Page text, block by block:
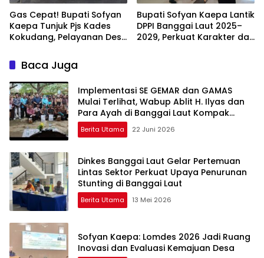
Gas Cepat! Bupati Sofyan
Kaepa Tunjuk Pjs Kades
Kokudang, Pelayanan Desa
Bupati Sofyan Kaepa Lantik
DPPI Banggai Laut 2025–
2029, Perkuat Karakter dan
Baca Juga
Implementasi SE GEMAR dan GAMAS
Mulai Terlihat, Wabup Ablit H. Ilyas dan
Para Ayah di Banggai Laut Kompak
Ambil Rapor Anak
Berita Utama 22 Juni 2026
Dinkes Banggai Laut Gelar Pertemuan
Lintas Sektor Perkuat Upaya Penurunan
Stunting di Banggai Laut
Berita Utama 13 Mei 2026
Sofyan Kaepa: Lomdes 2026 Jadi Ruang
Inovasi dan Evaluasi Kemajuan Desa